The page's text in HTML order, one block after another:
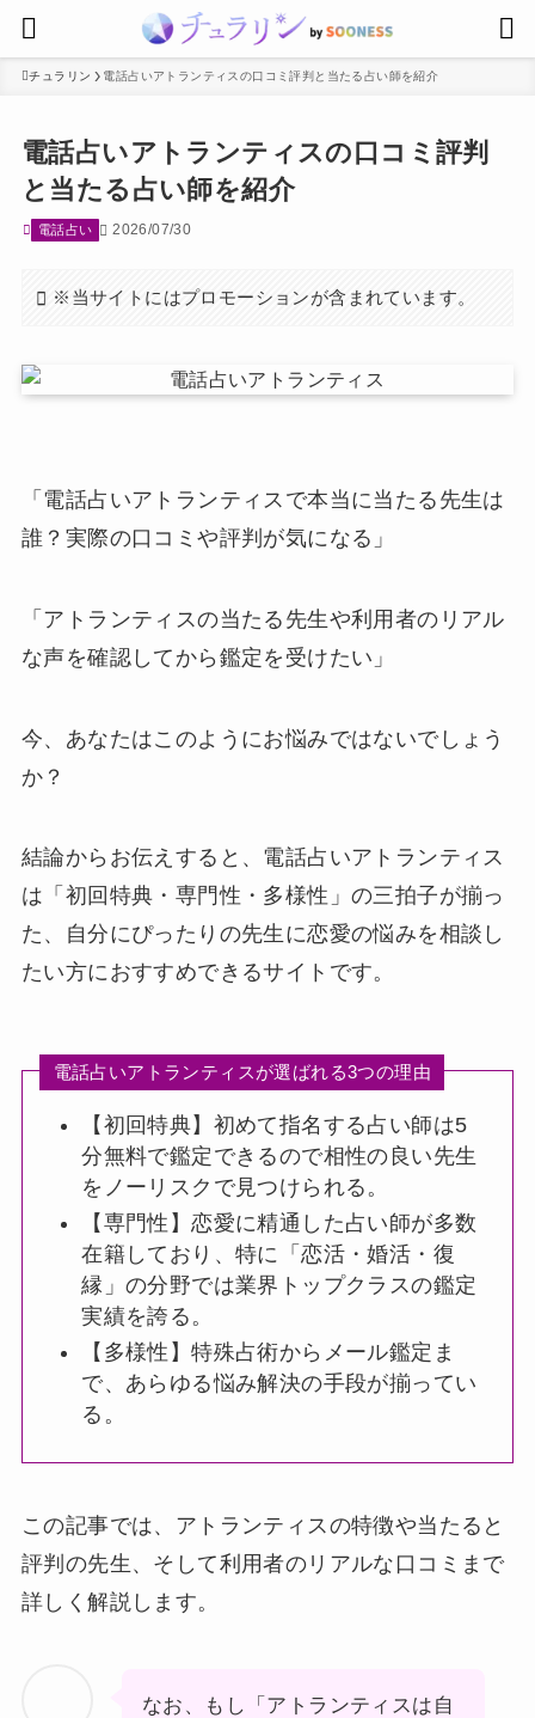
チュラリン 電話占いアトランティスの口コミ評判と当たる占い師を紹介
電話占いアトランティスの口コミ評判
と当たる占い師を紹介
電話占い 2026/07/30
※当サイトにはプロモーションが含まれています。
「電話占いアトランティスで本当に当たる先生は
誰？実際の口コミや評判が気になる」
「アトランティスの当たる先生や利用者のリアル
な声を確認してから鑑定を受けたい」
今、あなたはこのようにお悩みではないでしょう
か？
結論からお伝えすると、電話占いアトランティス
は「初回特典・専門性・多様性」の三拍子が揃っ
た、自分にぴったりの先生に恋愛の悩みを相談し
たい方におすすめできるサイトです。
電話占いアトランティスが選ばれる3つの理由
【初回特典】初めて指名する占い師は5
分無料で鑑定できるので相性の良い先生
をノーリスクで見つけられる。
【専門性】恋愛に精通した占い師が多数
在籍しており、特に「恋活・婚活・復
縁」の分野では業界トップクラスの鑑定
実績を誇る。
【多様性】特殊占術からメール鑑定ま
で、あらゆる悩み解決の手段が揃ってい
る。
この記事では、アトランティスの特徴や当たると
評判の先生、そして利用者のリアルな口コミまで
詳しく解説します。
なお、もし「アトランティスは自